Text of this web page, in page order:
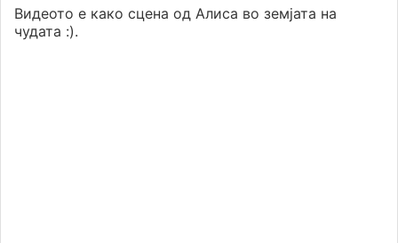
Видеото е како сцена од Алиса во земјата на
чудата :).